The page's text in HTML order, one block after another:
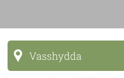
Vasshydda